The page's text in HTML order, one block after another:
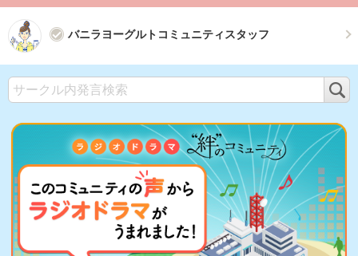
バニラヨーグルトコミュニティスタッフ